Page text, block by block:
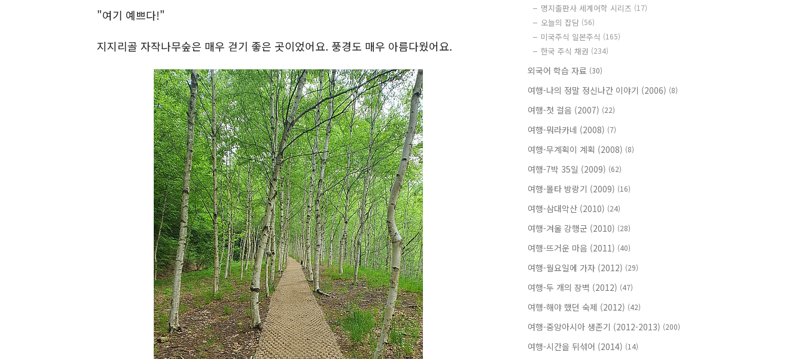
"여기 예쁘다!"
지지리골 자작나무숲은 매우 걷기 좋은 곳이었어요. 풍경도 매우 아름다웠어요.
명지출판사 세계어학 시리즈 (17)
오늘의 잡담 (56)
미국주식 일본주식 (165)
한국 주식 채권 (234)
외국어 학습 자료 (30)
여행-나의 정말 정신나간 이야기 (2006) (8)
여행-첫 걸음 (2007) (22)
여행-뭐라카네 (2008) (7)
여행-무계획이 계획 (2008) (8)
여행-7박 35일 (2009) (62)
여행-몰타 방랑기 (2009) (16)
여행-삼대악산 (2010) (24)
여행-겨울 강행군 (2010) (28)
여행-뜨거운 마음 (2011) (40)
여행-월요일에 가자 (2012) (29)
여행-두 개의 장벽 (2012) (47)
여행-해야 했던 숙제 (2012) (42)
여행-중앙아시아 생존기 (2012-2013) (200)
여행-시간을 뒤섞어 (2014) (14)